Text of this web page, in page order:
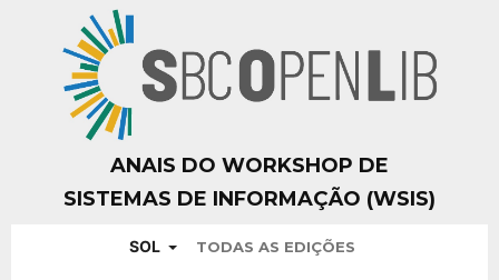
ANAIS DO WORKSHOP DE
SISTEMAS DE INFORMAÇÃO (WSIS)
SOL TODAS AS EDIÇÕES